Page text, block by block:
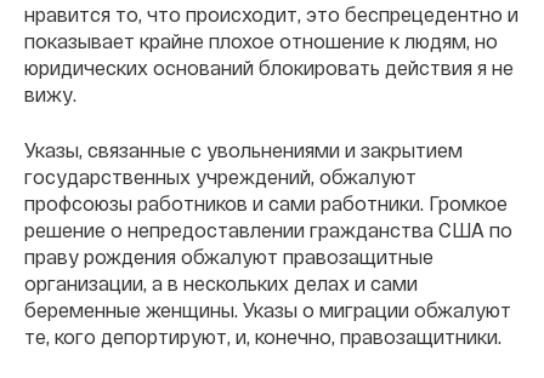
нравится то, что происходит, это беспрецедентно и
показывает крайне плохое отношение к людям, но
юридических оснований блокировать действия я не
вижу.
Указы, связанные с увольнениями и закрытием
государственных учреждений, обжалуют
профсоюзы работников и сами работники. Громкое
решение о непредоставлении гражданства США по
праву рождения обжалуют правозащитные
организации, а в нескольких делах и сами
беременные женщины. Указы о миграции обжалуют
те, кого депортируют, и, конечно, правозащитники.